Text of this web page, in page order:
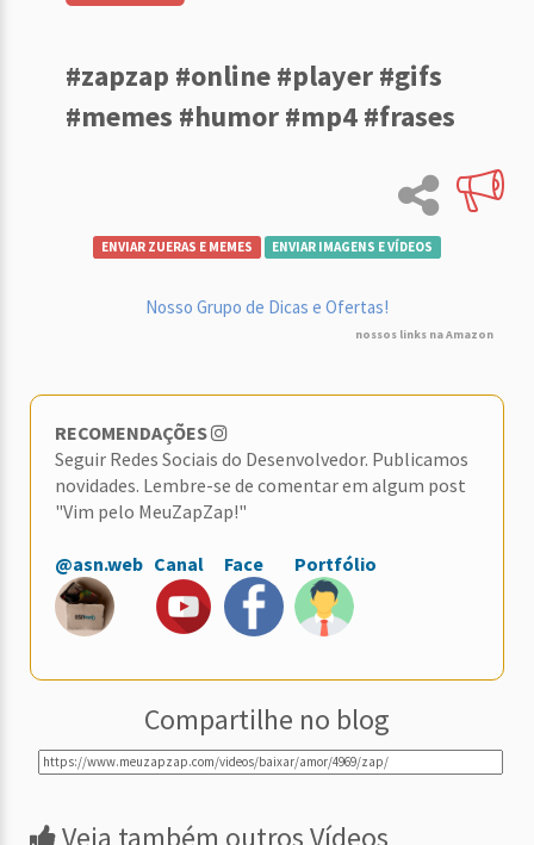
#zapzap #online #player #gifs
#memes #humor #mp4 #frases
ENVIAR ZUERAS E MEMES ENVIAR IMAGENS E VÍDEOS
Nosso Grupo de Dicas e Ofertas!
nossos links na Amazon
RECOMENDAÇÕES
Seguir Redes Sociais do Desenvolvedor. Publicamos
novidades. Lembre-se de comentar em algum post
"Vim pelo MeuZapZap!"
@asn.web Canal Face Portfólio
Compartilhe no blog
Veja também outros Vídeos